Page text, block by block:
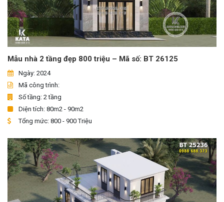
Mẫu nhà 2 tầng đẹp 800 triệu – Mã số: BT 26125
Ngày: 2024
Mã công trình:
Số tầng: 2 tầng
Diện tích: 80m2 - 90m2
Tổng mức: 800 - 900 Triệu